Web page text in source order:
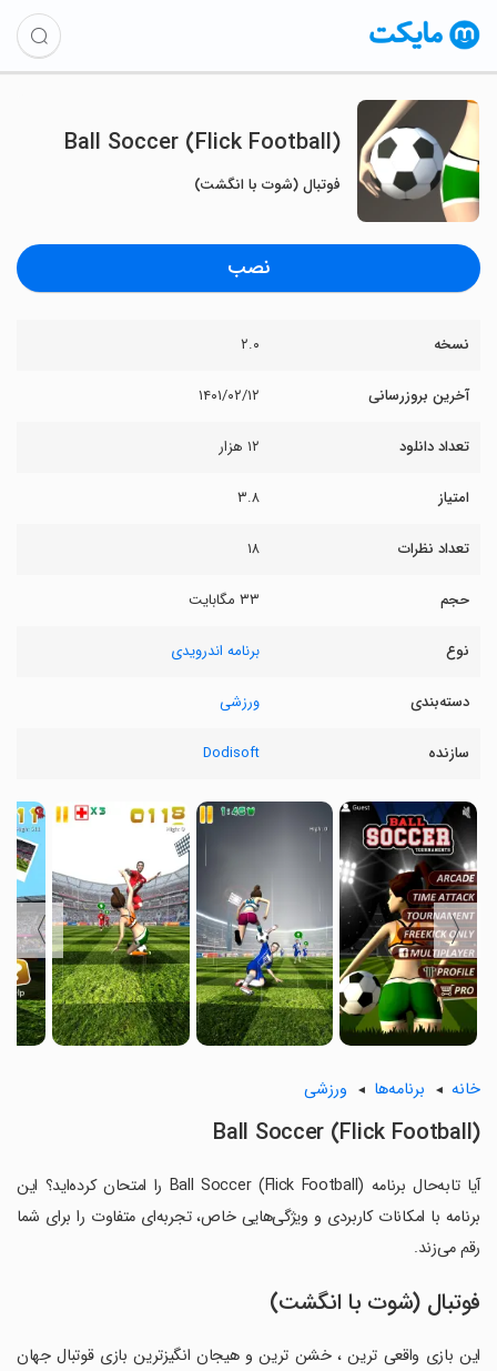
Ball Soccer (Flick Football)
فوتبال (شوت با انگشت)
نصب
نسخه ۲.۰
آخرین بروزرسانی ۱۴۰۱/۰۲/۱۲
تعداد دانلود ۱۲ هزار
امتیاز ۳.۸
تعداد نظرات ۱۸
حجم ۳۳ مگابایت
نوع برنامه اندرویدی
دسته‌بندی ورزشی
سازنده Dodisoft
〈
〉
خانه برنامه‌ها ورزشی
Ball Soccer (Flick Football)
آیا تابه‌حال برنامه Ball Soccer (Flick Football) را امتحان کرده‌اید؟ این
برنامه با امکانات کاربردی و ویژگی‌هایی خاص، تجربه‌ای متفاوت را برای شما
رقم می‌زند.
فوتبال (شوت با انگشت)
این بازی واقعی ترین ، خشن ترین و هیجان انگیزترین بازی قوتبال جهان